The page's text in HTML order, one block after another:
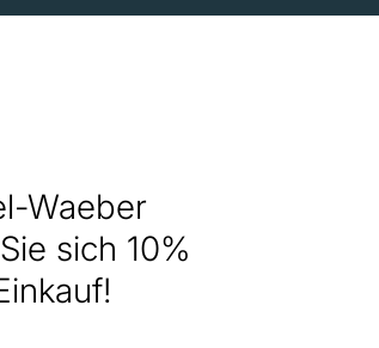
Waeber
sich 10%